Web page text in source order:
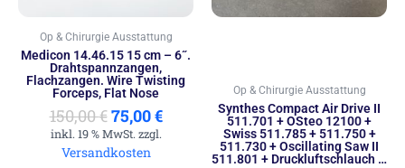
Op & Chirurgie Ausstattung
Medicon 14.46.15 15 cm – 6˝.
Drahtspannzangen,
Flachzangen. Wire Twisting
Forceps, Flat Nose
150,00€75,00€
inkl. 19 % MwSt. zzgl.
Versandkosten
Op & Chirurgie Ausstattung
Synthes Compact Air Drive II
511.701 + OSteo 12100 +
Swiss 511.785 + 511.750 +
511.730 + Oscillating Saw II
511.801 + Druckluftschlauch …